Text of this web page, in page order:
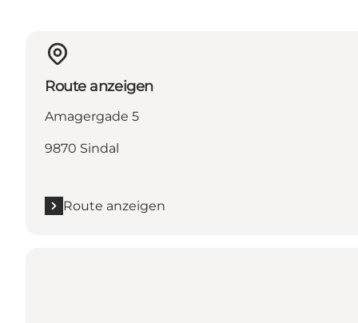
Route anzeigen
Amagergade 5
9870 Sindal
Route anzeigen